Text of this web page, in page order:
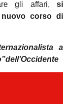
gli affari, si
corso di
a